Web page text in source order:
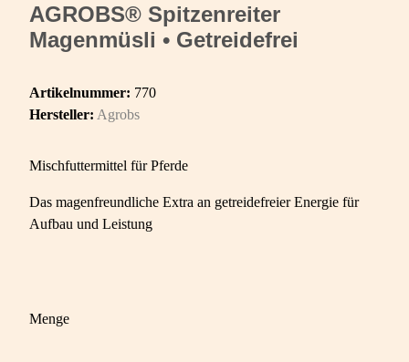
AGROBS® Spitzenreiter
Magenmüsli • Getreidefrei
Artikelnummer: 770
Hersteller: Agrobs
Mischfuttermittel für Pferde
Das magenfreundliche Extra an getreidefreier Energie für
Aufbau und Leistung
Menge